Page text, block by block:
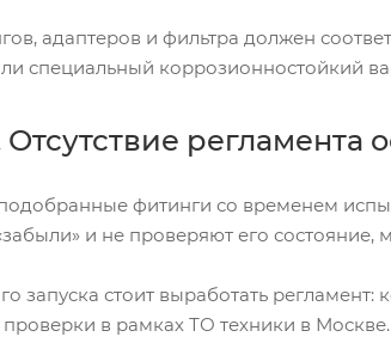
адаптеров и фильтра должен
специальный коррозионностойкий
регламента
фитинги со временем
и не проверяют его
запуска стоит выработать
в рамках ТО техники в Москве.